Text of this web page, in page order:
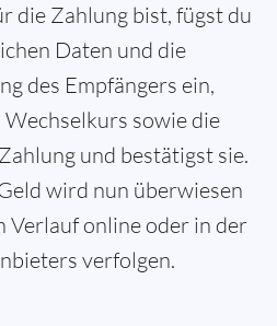
die Zahlung bist, fügst du
Daten und die
des Empfängers ein,
sowie die
und bestätigst sie.
wird nun überwiesen
Verlauf online oder in der
verfolgen.